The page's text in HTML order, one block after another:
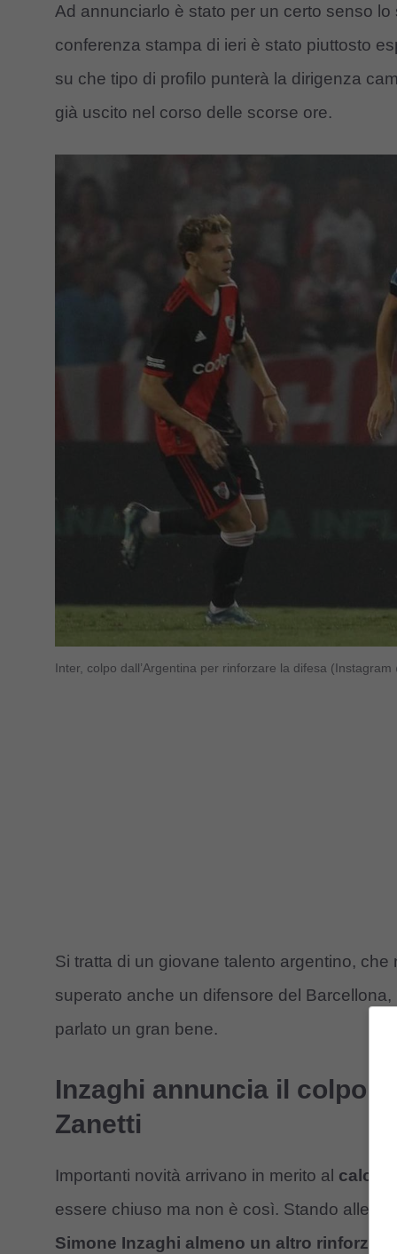
Ad annunciarlo è stato per un certo senso
conferenza stampa di ieri è stato piuttosto
su che tipo di profilo punterà la dirigenza
già uscito nel corso delle scorse ore.
Inter, colpo dall’Argentina per rinforzare la difesa
Si tratta di un giovane talento argentino,
superato anche un difensore del
parlato un gran bene.
Inzaghi annuncia il colpo
Zanetti
Importanti novità arrivano in merito al
essere chiuso ma non è così. Stando alle
Simone Inzaghi almeno un altro rinforzo